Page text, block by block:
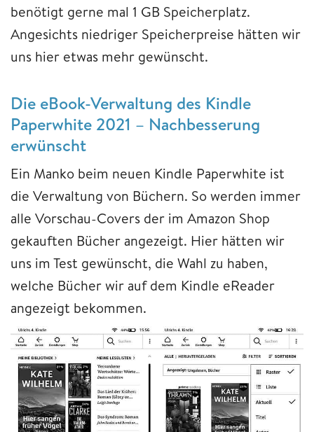
benötigt gerne mal 1 GB Speicherplatz.
Angesichts niedriger Speicherpreise hätten wir
uns hier etwas mehr gewünscht.
Die eBook-Verwaltung des Kindle
Paperwhite 2021 – Nachbesserung
erwünscht
Ein Manko beim neuen Kindle Paperwhite ist
die Verwaltung von Büchern. So werden immer
alle Vorschau-Covers der im Amazon Shop
gekauften Bücher angezeigt. Hier hätten wir
uns im Test gewünscht, die Wahl zu haben,
welche Bücher wir auf dem Kindle eReader
angezeigt bekommen.